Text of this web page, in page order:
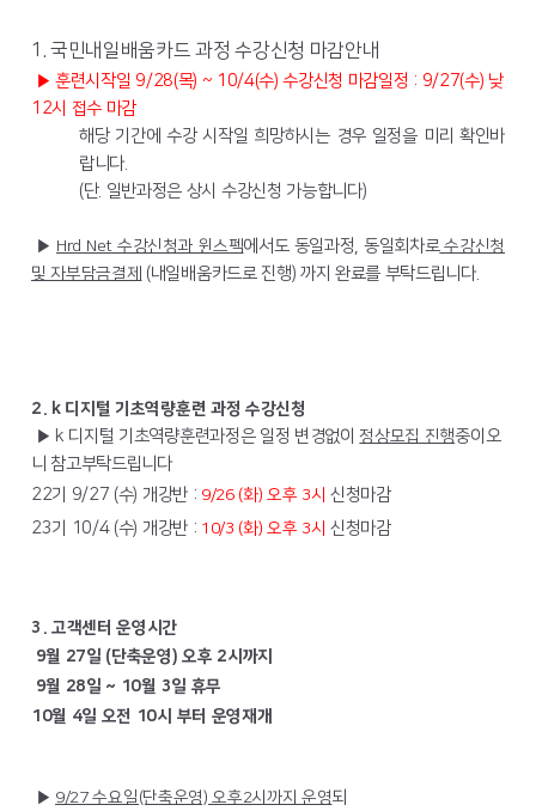
1. 국민내일배움카드 과정 수강신청 마감안내
▶ ​훈련시작일 9/28(목) ~ 10/4(수) 수강신청 마감일정 : 9/27(수) 낮
12시 접수 마감
해당 기간에 수강 시작일 희망하시는 경우 일정을 미리 확인바
랍니다.
(단. 일반과정은 상시 수강신청 가능합니다)
▶ Hrd Net 수강신청과 윈스펙에서도 동일과정, 동일회차로수강신청
및 자부담금결제 (내일배움카드로 진행) 까지 완료를 부탁드립니다.
2. k 디지털 기초역량훈련 과정 수강신청
▶ k 디지털 기초역량훈련과정은 일정 변경없이 정상모집 진행중이오
니 참고부탁드립니다
​22기 9/27 (수) 개강반 : 9/26 (화) 오후 3시 신청마감
23기 10/4 (수) 개강반 : 10/3 (화) 오후 3시 신청마감
3. 고객센터 운영시간
9월 27일 (단축운영) 오후 2시까지
9월 28일 ~ 10월 3일 휴무
10월 4일 오전 10시 부터 운영재개
▶ 9/27 수요일(단축운영) 오후2시까지 운영되